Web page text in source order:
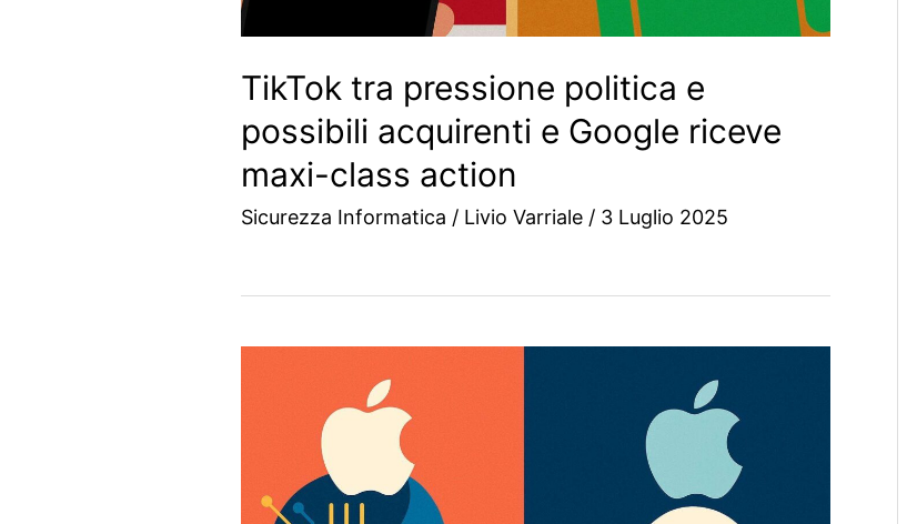
TikTok tra pressione politica e
possibili acquirenti e Google riceve
maxi-class action
Sicurezza Informatica / Livio Varriale / 3 Luglio 2025